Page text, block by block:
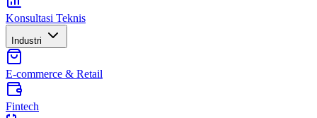
Konsultasi Teknis
Industri
E-commerce & Retail
Fintech